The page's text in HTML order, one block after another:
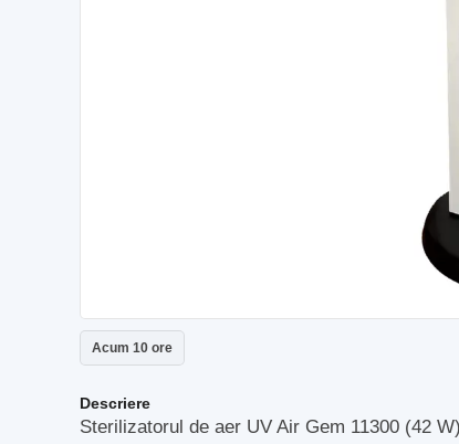
Acum 10 ore
Descriere
Sterilizatorul de aer UV Air Gem 11300 (42